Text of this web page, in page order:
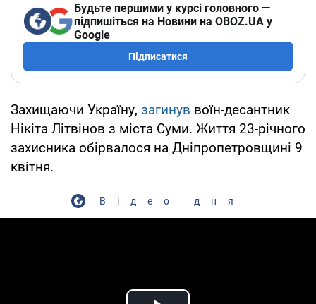
Будьте першими у курсі головного —
підпишіться на Новини на OBOZ.UA у
Google
Підписатися
Захищаючи Україну, загинув воїн-десантник
Нікіта Літвінов з міста Суми. Життя 23-річного
захисника обірвалося на Дніпропетровщині 9
квітня.
Відео дня